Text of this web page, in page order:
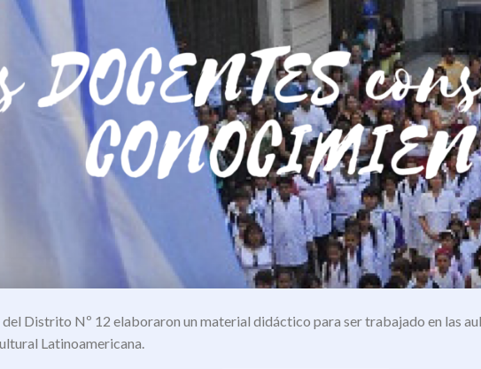
del Distrito Nº 12 elaboraron un material didáctico para ser trabajado en las
Latinoamericana.